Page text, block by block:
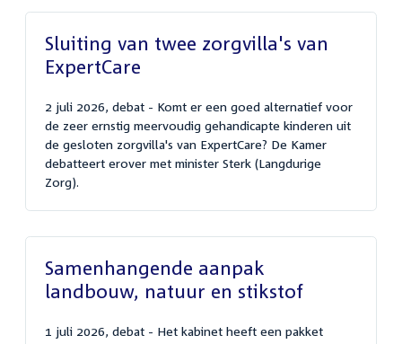
Sluiting van twee zorgvilla's van
ExpertCare
2 juli 2026, debat - Komt er een goed alternatief voor
de zeer ernstig meervoudig gehandicapte kinderen uit
de gesloten zorgvilla's van ExpertCare? De Kamer
debatteert erover met minister Sterk (Langdurige
Zorg).
Samenhangende aanpak
landbouw, natuur en stikstof
1 juli 2026, debat - Het kabinet heeft een pakket